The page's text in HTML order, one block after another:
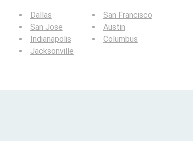
Dallas
San Jose
Indianapolis
Jacksonville
San Francisco
Austin
Columbus